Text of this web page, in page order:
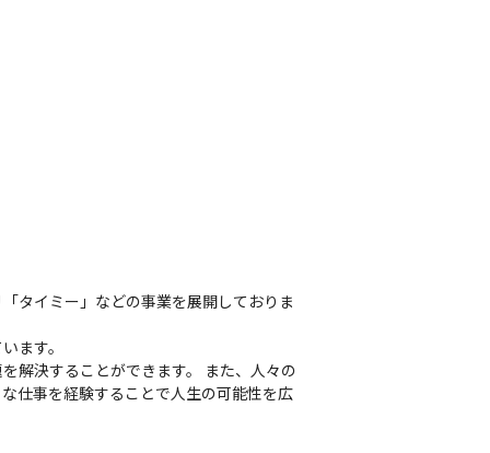
タイミー」などの事業を展開しておりま
ます。
解決することができます。 また、人々の
仕事を経験することで人生の可能性を広